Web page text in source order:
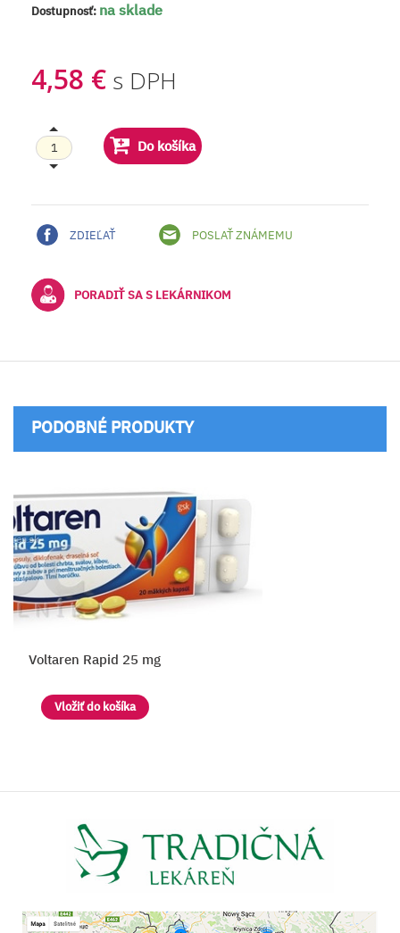
Dostupnosť: na sklade
4,58 € s DPH
Do košíka
ZDIEĽAŤ POSLAŤ ZNÁMEMU
PORADIŤ SA S LEKÁRNIKOM
PODOBNÉ PRODUKTY
Voltaren Rapid 25 mg
Vložiť do košíka